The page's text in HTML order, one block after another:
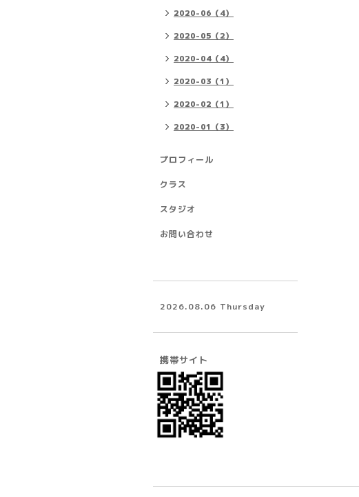
2020-06（4）
2020-05（2）
2020-04（4）
2020-03（1）
2020-02（1）
2020-01（3）
プロフィール
クラス
スタジオ
お問い合わせ
2026.08.06 Thursday
携帯サイト